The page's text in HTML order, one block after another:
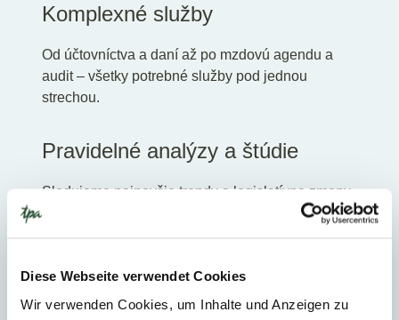
Diese Webseite verwendet Cookies
Wir verwenden Cookies, um Inhalte und Anzeigen zu
Komplexné služby
Od účtovníctva a daní až po mzdovú agendu a
audit – všetky potrebné služby pod jednou
strechou.
Pravidelné analýzy a štúdie
Sledujeme najnovšie trendy a legislatívne zmeny,
aby sme Vás mohli vždy informovať o tom, čo je
Trendy a výzvy v